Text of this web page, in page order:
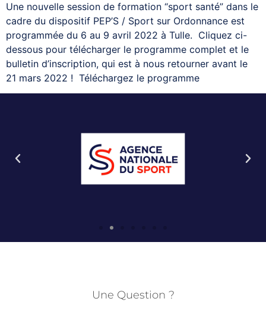
Une nouvelle session de formation “sport santé” dans le
cadre du dispositif PEP’S / Sport sur Ordonnance est
programmée du 6 au 9 avril 2022 à Tulle. Cliquez ci-
dessous pour télécharger le programme complet et le
bulletin d’inscription, qui est à nous retourner avant le
21 mars 2022 ! Téléchargez le programme
Une Question ?